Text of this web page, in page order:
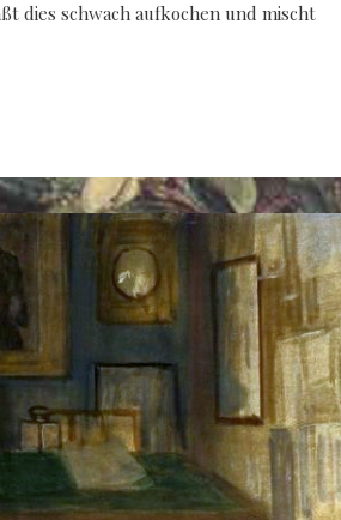
dies schwach aufkochen und mischt